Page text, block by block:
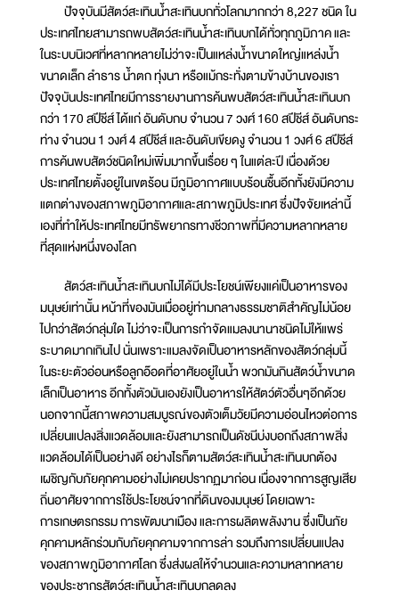
ปัจจุบันมีสัตว์สะเทินน้ำสะเทินบกทั่วโลกมากกว่า 8,227 ชนิด ใน
ประเทศไทยสามารถพบสัตว์สะเทินน้ำสะเทินบกได้ทั่วทุกภูมิภาค และ
ในระบบนิเวศที่หลากหลายไม่ว่าจะเป็นแหล่งน้ำขนาดใหญ่แหล่งน้ำ
ขนาดเล็ก ลำธาร น้ำตก ทุ่งนา หรือแม้กระทั่งตามข้างบ้านของเรา
ปัจจุบันประเทศไทยมีการรายงานการค้นพบสัตว์สะเทินน้ำสะเทินบก
กว่า 170 สปีชีส์ ได้แก่ อันดับกบ จำนวน 7 วงศ์ 160 สปีชีส์ อันดับกระ
ท่าง จำนวน 1 วงศ์ 4 สปีชีส์ และอันดับเขียดงู จำนวน 1 วงศ์ 6 สปีชีส์
การค้นพบสัตว์ชนิดใหม่เพิ่มมากขึ้นเรื่อย ๆ ในแต่ละปี เนื่องด้วย
ประเทศไทยตั้งอยู่ในเขตร้อน มีภูมิอากาศแบบร้อนชื้นอีกทั้งยังมีความ
แตกต่างของสภาพภูมิอากาศและสภาพภูมิประเทศ ซึ่งปัจจัยเหล่านี้
เองที่ทำให้ประเทศไทยมีทรัพยากรทางชีวภาพที่มีความหลากหลาย
ที่สุดแห่งหนึ่งของโลก
สัตว์สะเทินน้ำสะเทินบกไม่ได้มีประโยชน์เพียงแค่เป็นอาหารของ
มนุษย์เท่านั้น หน้าที่ของมันเมื่ออยู่ท่ามกลางธรรมชาติสำคัญไม่น้อย
ไปกว่าสัตว์กลุ่มใด ไม่ว่าจะเป็นการกำจัดแมลงนานาชนิดไม่ให้แพร่
ระบาดมากเกินไป นั่นเพราะแมลงจัดเป็นอาหารหลักของสัตว์กลุ่มนี้
ในระยะตัวอ่อนหรือลูกอ๊อดที่อาศัยอยู่ในน้ำ พวกมันกินสัตว์น้ำขนาด
เล็กเป็นอาหาร อีกทั้งตัวมันเองยังเป็นอาหารให้สัตว์ตัวอื่นๆอีกด้วย
นอกจากนี้สภาพความสมบูรณ์ของตัวเต็มวัยมีความอ่อนไหวต่อการ
เปลี่ยนแปลงสิ่งแวดล้อมและยังสามารถเป็นดัชนีบ่งบอกถึงสภาพสิ่ง
แวดล้อมได้เป็นอย่างดี อย่างไรก็ตามสัตว์สะเทินน้ำสะเทินบกต้อง
เผชิญกับภัยคุกคามอย่างไม่เคยปรากฏมาก่อน เนื่องจากการสูญเสีย
ถิ่นอาศัยจากการใช้ประโยชน์จากที่ดินของมนุษย์ โดยเฉพาะ
การเกษตรกรรม การพัฒนาเมือง และการผลิตพลังงาน ซึ่งเป็นภัย
คุกคามหลักร่วมกับภัยคุกคามจากการล่า รวมถึงการเปลี่ยนแปลง
ของสภาพภูมิอากาศโลก ซึ่งส่งผลให้จำนวนและความหลากหลาย
ของประชากรสัตว์สะเทินน้ำสะเทินบกลดลง